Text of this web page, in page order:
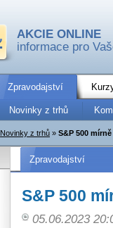
AKCIE ONLINE
informace pro
Zpravodajství
Novinky z trhů
Novinky z trhů » S&P 500
Zpravodajství
S&P 500
05.06.2023